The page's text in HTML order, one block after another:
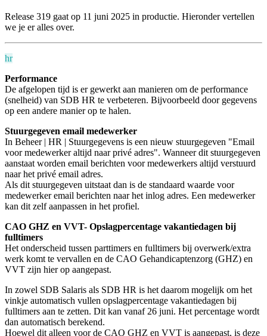
Release 319 gaat op 11 juni 2025 in productie. Hieronder vertellen
we je er alles over.
hr
Performance
De afgelopen tijd is er gewerkt aan manieren om de performance
(snelheid) van SDB HR te verbeteren. Bijvoorbeeld door gegevens
op een andere manier op te halen.
Stuurgegeven email medewerker
In Beheer | HR | Stuurgegevens is een nieuw stuurgegeven "Email
voor medewerker altijd naar privé adres". Wanneer dit stuurgegeven
aanstaat worden email berichten voor medewerkers altijd verstuurd
naar het privé email adres.
Als dit stuurgegeven uitstaat dan is de standaard waarde voor
medewerker email berichten naar het inlog adres. Een medewerker
kan dit zelf aanpassen in het profiel.
CAO GHZ en VVT- Opslagpercentage vakantiedagen bij
fulltimers
Het onderscheid tussen parttimers en fulltimers bij overwerk/extra
werk komt te vervallen en de CAO Gehandicaptenzorg (GHZ) en
VVT zijn hier op aangepast.
In zowel SDB Salaris als SDB HR is het daarom mogelijk om het
vinkje automatisch vullen opslagpercentage vakantiedagen bij
fulltimers aan te zetten. Dit kan vanaf 26 juni. Het percentage wordt
dan automatisch berekend.
Hoewel dit alleen voor de CAO GHZ en VVT is aangepast, is deze